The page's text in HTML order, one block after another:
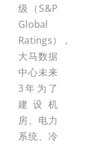
级（S&P
Global
Ratings），
大马数据
中心未来
3年为了
建设机
房、电力
系统、冷